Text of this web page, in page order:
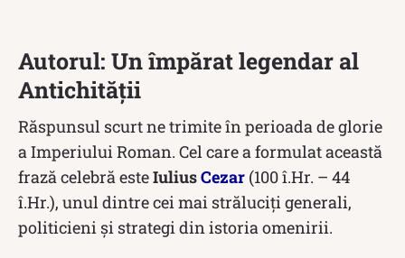
Autorul: Un împărat legendar al
Antichității
Răspunsul scurt ne trimite în perioada de glorie
a Imperiului Roman. Cel care a formulat această
frază celebră esteIuliusCezar (100 î.Hr. – 44
î.Hr.), unul dintre cei mai străluciți generali,
politicieni și strategi din istoria omenirii.